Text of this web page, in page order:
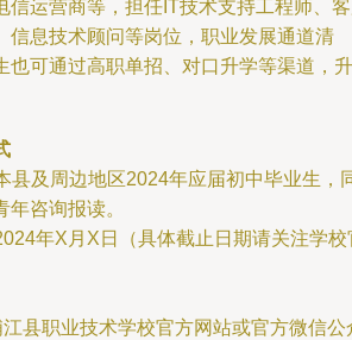
信运营商等，担任IT技术支持工程师、
信息技术顾问等岗位，职业发展通道清
也可通过高职单招、对口升学等渠道，升
县及周边地区2024年应届初中毕业生，
咨询报读。
年X月X日（具体截止日期请关注学校
江县职业技术学校官方网站或官方微信公